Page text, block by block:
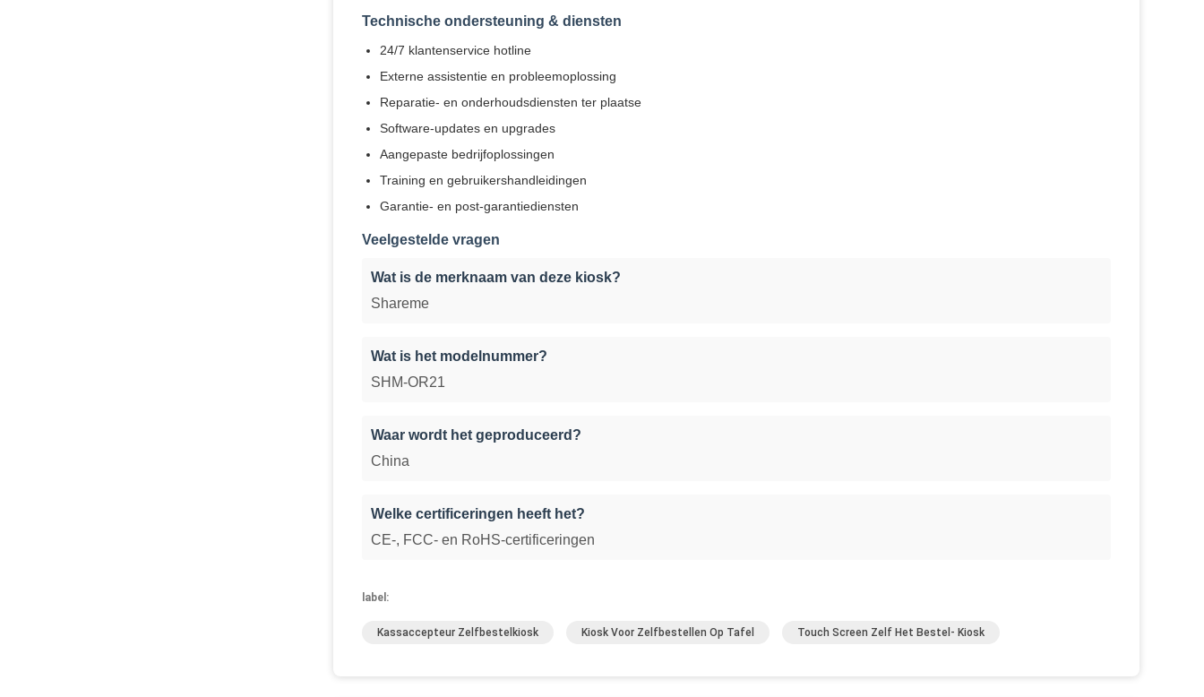
Technische ondersteuning & diensten
24/7 klantenservice hotline
Externe assistentie en probleemoplossing
Reparatie- en onderhoudsdiensten ter plaatse
Software-updates en upgrades
Aangepaste bedrijfoplossingen
Training en gebruikershandleidingen
Garantie- en post-garantiediensten
Veelgestelde vragen
Wat is de merknaam van deze kiosk?
Shareme
Wat is het modelnummer?
SHM-OR21
Waar wordt het geproduceerd?
China
Welke certificeringen heeft het?
CE-, FCC- en RoHS-certificeringen
label:
Kassaccepteur Zelfbestelkiosk Kiosk Voor Zelfbestellen Op Tafel Touch Screen Zelf Het Bestel- Kiosk